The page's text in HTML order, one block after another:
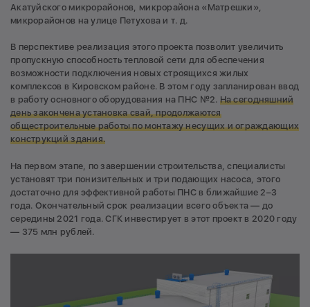
Акатуйского микрорайонов, микрорайона «Матрешки»,
микрорайонов на улице Петухова и т. д.
В перспективе реализация этого проекта позволит увеличить
пропускную способность тепловой сети для обеспечения
возможности подключения новых строящихся жилых
комплексов в Кировском районе. В этом году запланирован ввод
в работу основного оборудования на ПНС №2. На сегодняшний
день закончена установка свай, продолжаются
общестроительные работы по монтажу несущих и ограждающих
конструкций здания.
На первом этапе, по завершении строительства, специалисты
установят три понизительных и три подающих насоса, этого
достаточно для эффективной работы ПНС в ближайшие 2–3
года. Окончательный срок реализации всего объекта — до
середины 2021 года. СГК инвестирует в этот проект в 2020 году
— 375 млн рублей.